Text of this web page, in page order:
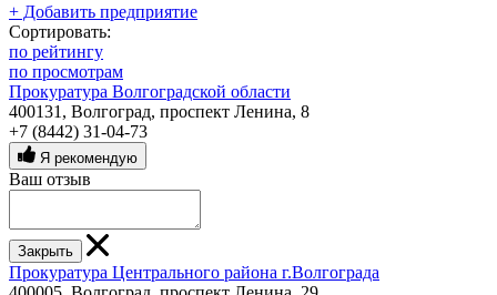
+ Добавить предприятие
Сортировать:
по рейтингу
по просмотрам
Прокуратура Волгоградской области
400131, Волгоград, проспект Ленина, 8
+7 (8442) 31-04-73
Я рекомендую
Ваш отзыв
Закрыть
Прокуратура Центрального района г.Волгограда